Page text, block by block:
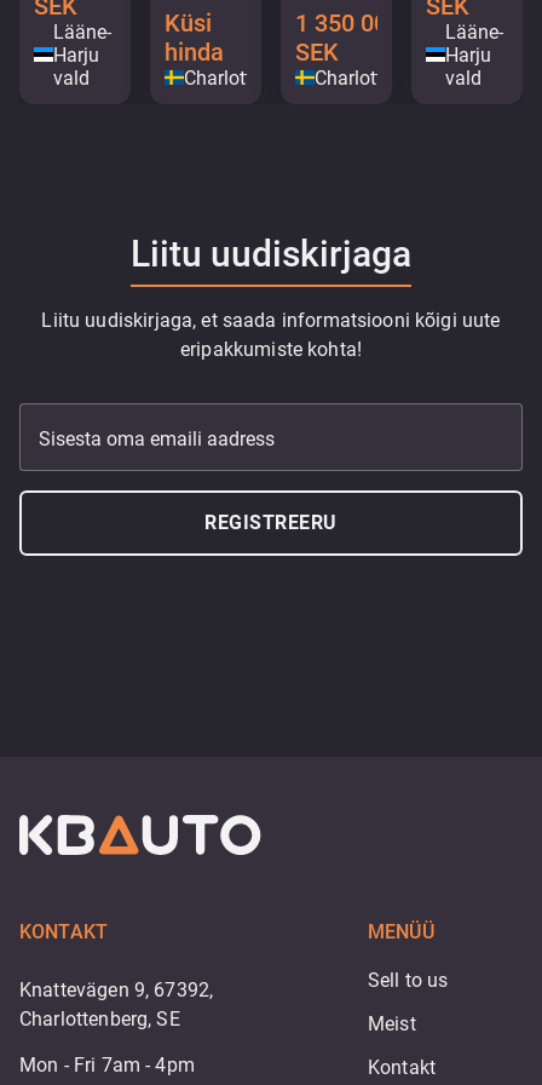
SEK
Lääne-
Harju
vald
Küsi
hinda
Charlottenberg
1 350 000
SEK
Charlottenberg
SEK
Lääne-
Harju
vald
Liitu uudiskirjaga
Liitu uudiskirjaga, et saada informatsiooni kõigi uute
eripakkumiste kohta!
Sisesta oma emaili aadress
REGISTREERU
KONTAKT
Knattevägen 9, 67392,
Charlottenberg, SE
Mon - Fri 7am - 4pm
MENÜÜ
Sell to us
Meist
Kontakt